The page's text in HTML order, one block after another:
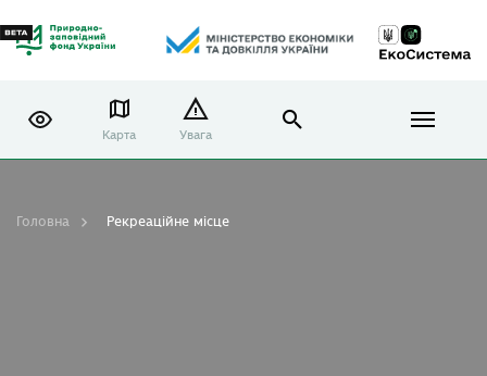
Карта Увага
Головна Рекреаційне місце